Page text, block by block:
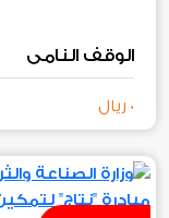
الوقف النامي
0 ريال